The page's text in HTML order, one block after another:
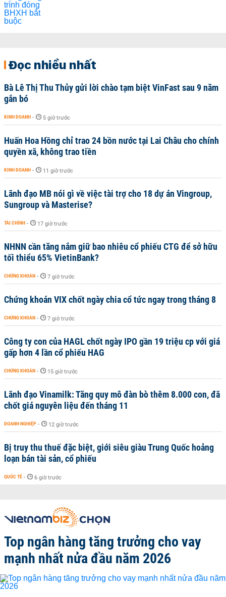
Đọc nhiều nhất
Bà Lê Thị Thu Thủy gửi lời chào tạm biệt VinFast sau 9 năm
gắn bó
KINH DOANH - 5 giờ trước
Huấn Hoa Hồng chỉ trao 24 bồn nước tại Lai Châu cho chính
quyền xã, không trao tiền
KINH DOANH - 11 giờ trước
Lãnh đạo MB nói gì về việc tài trợ cho 18 dự án Vingroup,
Sungroup và Masterise?
TÀI CHÍNH - 17 giờ trước
NHNN cần tăng nắm giữ bao nhiêu cổ phiếu CTG để sở hữu
tối thiểu 65% VietinBank?
CHỨNG KHOÁN - 7 giờ trước
Chứng khoán VIX chốt ngày chia cổ tức ngay trong tháng 8
CHỨNG KHOÁN - 7 giờ trước
Công ty con của HAGL chốt ngày IPO gần 19 triệu cp với giá
gấp hơn 4 lần cổ phiếu HAG
CHỨNG KHOÁN - 15 giờ trước
Lãnh đạo Vinamilk: Tăng quy mô đàn bò thêm 8.000 con, đã
chốt giá nguyên liệu đến tháng 11
DOANH NGHIỆP - 12 giờ trước
Bị truy thu thuế đặc biệt, giới siêu giàu Trung Quốc hoảng
loạn bán tài sản, cổ phiếu
QUỐC TẾ - 6 giờ trước
Top ngân hàng tăng trưởng cho vay
mạnh nhất nửa đầu năm 2026